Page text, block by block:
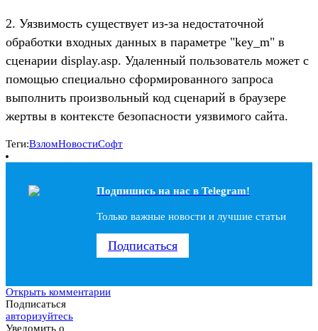
2. Уязвимость существует из-за недостаточной
обработки входных данных в параметре "key_m" в
сценарии display.asp. Удаленный пользователь может с
помощью специально сформированного запроса
выполнить произвольный код сценарий в браузере
жертвы в контексте безопасности уязвимого сайта.
Теги:ВзломНовостиСофт
Подпишись на наc в Telegram!
Только важные новости и лучшие статьи
Подписаться
Открыть комментарии
Подписаться
авторизуйтесь
Уведомить о